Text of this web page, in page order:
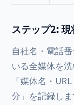
ステップ2:
自社名・電話
いる全媒体を
「媒体名・
分」を記録しま